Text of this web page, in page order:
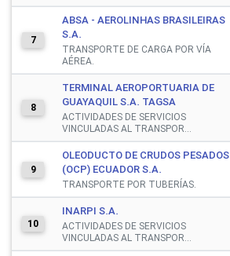
7
ABSA - AEROLINHAS BRASILEIRAS
S.A.
TRANSPORTE DE CARGA POR VÍA
AÉREA.
8
TERMINAL AEROPORTUARIA DE
GUAYAQUIL S.A. TAGSA
ACTIVIDADES DE SERVICIOS
VINCULADAS AL TRANSPOR...
9
OLEODUCTO DE CRUDOS PESADOS
(OCP) ECUADOR S.A.
TRANSPORTE POR TUBERÍAS.
10
INARPI S.A.
ACTIVIDADES DE SERVICIOS
VINCULADAS AL TRANSPOR...